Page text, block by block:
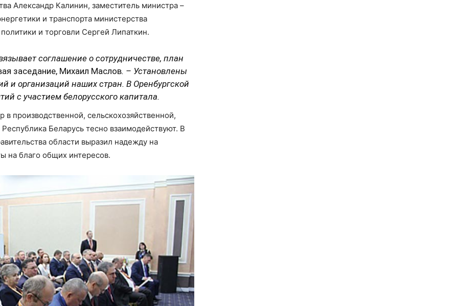
Александр Калинин, заместитель министра –
и транспорта министерства
и торговли Сергей Липаткин.
соглашение о сотрудничестве, план
заседание, Михаил Маслов. – Установлены
и организаций наших стран. В Оренбургской
с участием белорусского капитала.
производственной, сельскохозяйственной,
Беларусь тесно взаимодействуют. В
области выразил надежду на
на благо общих интересов.